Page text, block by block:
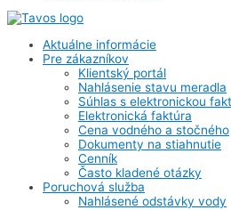
Aktuálne informácie
Pre zákazníkov
Klientský portál
Nahlásenie stavu meradla
Súhlas s elektronickou
Elektronická faktúra
Cena vodného a stočného
Dokumenty na stiahnutie
Cenník
Často kladené otázky
Poruchová služba
Nahlásené odstávky vody